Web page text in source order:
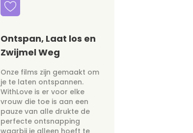
Ontspan, Laat los en
Zwijmel Weg
Onze films zijn gemaakt om
je te laten ontspannen.
WithLove is er voor elke
vrouw die toe is aan een
pauze van alle drukte de
perfecte ontsnapping
waarbij je alleen hoeft te